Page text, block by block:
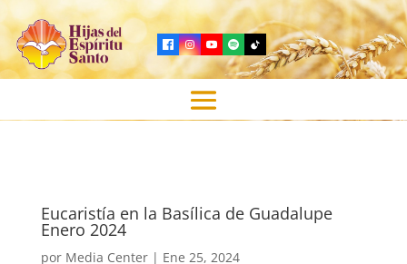
Eucaristía en la Basílica de Guadalupe
Enero 2024
por Media Center| Ene 25, 2024